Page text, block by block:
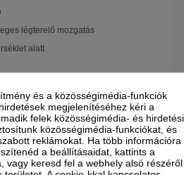
légterelő mozgatás
alatt
mellett a klíma szuperhűtés és
a helyiség gyors lehűtéséhez
a készülék automatikusan választ a
közül. A távirányítóba épített
és a közösségimédia-funkciók
megjelenítéséhez kéri a
felek közösségimédia- és hirdetési
közösségimédia-funkciókat, és
reklámokat. Ha több információra
a beállításaidat, kattints a
vagy keresd fel a webhely alsó részéről